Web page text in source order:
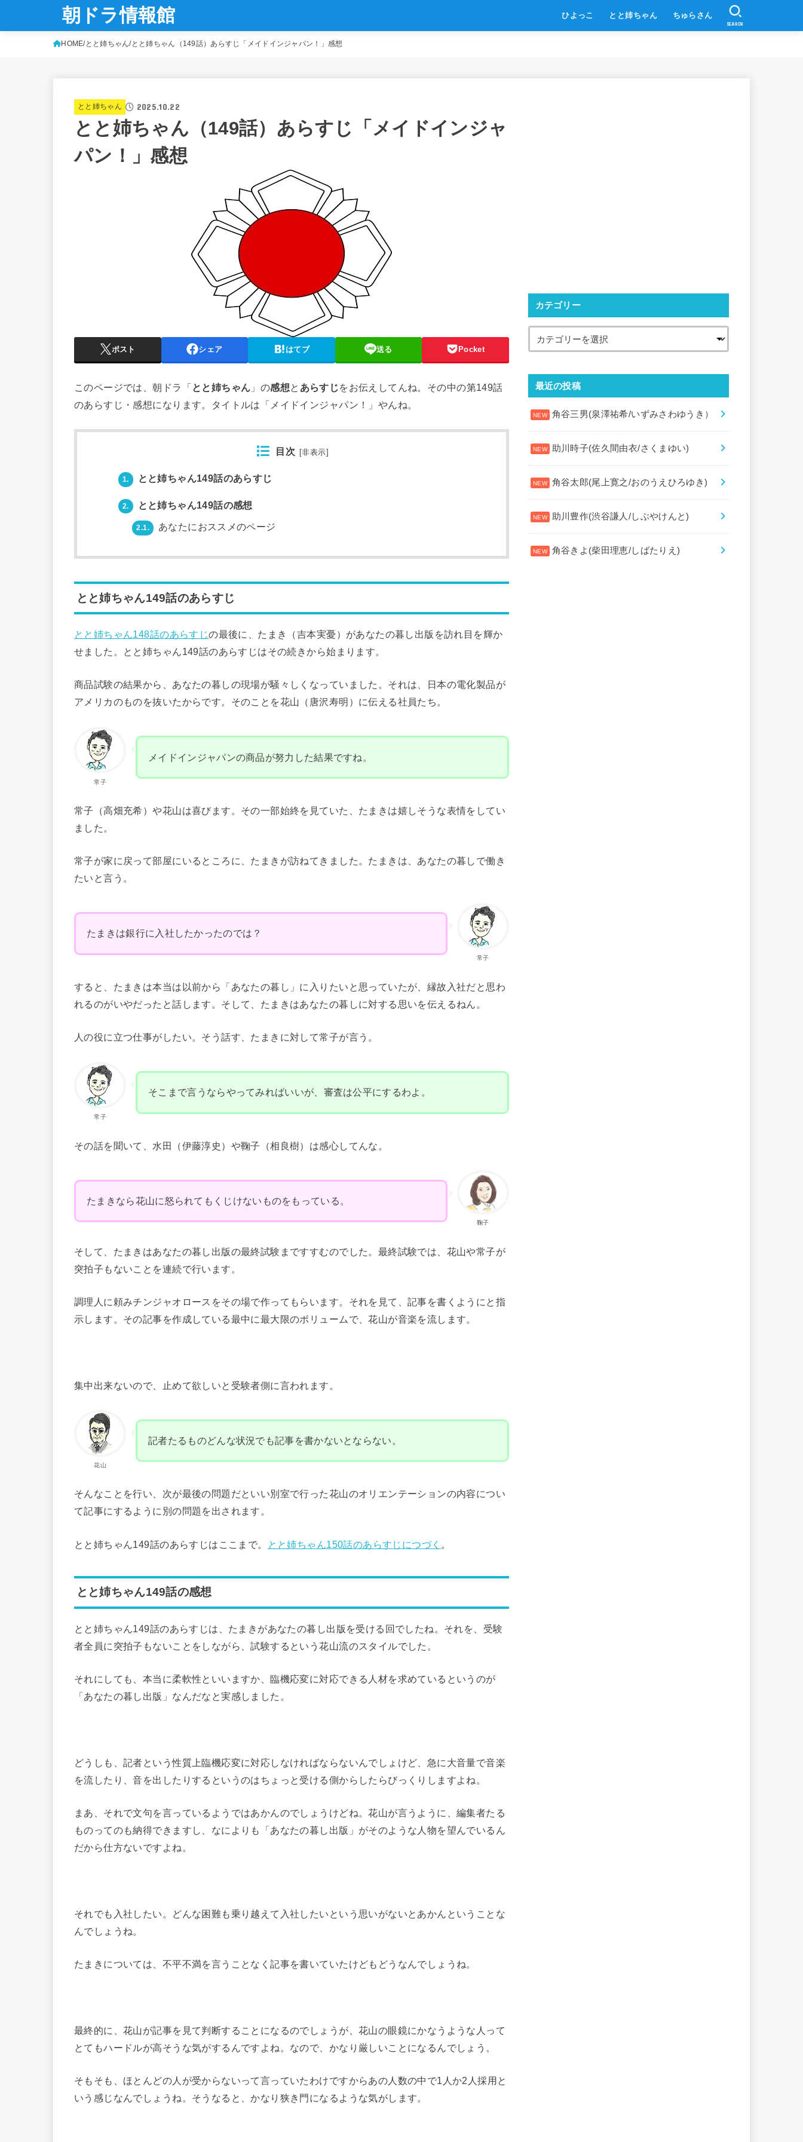
朝ドラ情報館 ひよっこ とと姉ちゃん ちゅらさん
SEARCH
HOME とと姉ちゃん とと姉ちゃん（149話）あらすじ「メイドインジャパン！」感想
とと姉ちゃん 2025.10.22
とと姉ちゃん（149話）あらすじ「メイドインジャ
パン！」感想
ポスト シェア はてブ 送る Pocket
このページでは、朝ドラ「とと姉ちゃん 」の感想と あらすじをお伝えしてんね。その中の第149話
のあらすじ・感想になります。タイトルは「メイドインジャパン！」やんね。
目次 [非表示
1. とと姉ちゃん149話のあらすじ
2. とと姉ちゃん149話の感想
2.1. あなたにおススメのページ
とと姉ちゃん149話のあらすじ
とと姉ちゃん148話のあらすじの最後に、たまき（吉本実憂）があなたの暮し出版を訪れ目を輝か
せました。とと姉ちゃん149話のあらすじはその続きから始まります。
商品試験の結果から、あなたの暮しの現場が騒々しくなっていました。それは、日本の電化製品が
アメリカのものを抜いたからです。そのことを花山（唐沢寿明）に伝える社員たち。
常子
メイドインジャパンの商品が努力した結果ですね。
常子（高畑充希）や花山は喜びます。その一部始終を見ていた、たまきは嬉しそうな表情をしてい
ました。
常子が家に戻って部屋にいるところに、たまきが訪ねてきました。たまきは、あなたの暮しで働き
たいと言う。
常子
たまきは銀行に入社したかったのでは？
すると、たまきは本当は以前から「あなたの暮し」に入りたいと思っていたが、縁故入社だと思わ
れるのがいやだったと話します。そして、たまきはあなたの暮しに対する思いを伝えるねん。
人の役に立つ仕事がしたい。そう話す、たまきに対して常子が言う。
常子
そこまで言うならやってみればいいが、審査は公平にするわよ。
その話を聞いて、水田（伊藤淳史）や鞠子（相良樹）は感心してんな。
鞠子
たまきなら花山に怒られてもくじけないものをもっている。
そして、たまきはあなたの暮し出版の最終試験まですすむのでした。最終試験では、花山や常子が
突拍子もないことを連続で行います。
調理人に頼みチンジャオロースをその場で作ってもらいます。それを見て、記事を書くようにと指
示します。その記事を作成している最中に最大限のボリュームで、花山が音楽を流します。
集中出来ないので、止めて欲しいと受験者側に言われます。
花山
記者たるものどんな状況でも記事を書かないとならない。
そんなことを行い、次が最後の問題だといい別室で行った花山のオリエンテーションの内容につい
て記事にするように別の問題を出されます。
とと姉ちゃん149話のあらすじはここまで。 とと姉ちゃん150話のあらすじにつづく 。
とと姉ちゃん149話の感想
とと姉ちゃん149話のあらすじは、たまきがあなたの暮し出版を受ける回でしたね。それを、受験
者全員に突拍子もないことをしながら、試験するという花山流のスタイルでした。
それにしても、本当に柔軟性といいますか、臨機応変に対応できる人材を求めているというのが
「あなたの暮し出版」なんだなと実感しました。
どうしも、記者という性質上臨機応変に対応しなければならないんでしょけど、急に大音量で音楽
を流したり、音を出したりするというのはちょっと受ける側からしたらびっくりしますよね。
まあ、それで文句を言っているようではあかんのでしょうけどね。花山が言うように、編集者たる
ものってのも納得できますし、なによりも「あなたの暮し出版」がそのような人物を望んでいるん
だから仕方ないですよね。
それでも入社したい。どんな困難も乗り越えて入社したいという思いがないとあかんということな
んでしょうね。
たまきについては、不平不満を言うことなく記事を書いていたけどもどうなんでしょうね。
最終的に、花山が記事を見て判断することになるのでしょうが、花山の眼鏡にかなうような人って
とてもハードルが高そうな気がするんですよね。なので、かなり厳しいことになるんでしょう。
そもそも、ほとんどの人が受からないって言っていたわけですからあの人数の中で1人か2人採用と
いう感じなんでしょうね。そうなると、かなり狭き門になるような気がします。
カテゴリー
最近の投稿
角谷三男(泉澤祐希/いずみさわゆうき）
助川時子(佐久間由衣/さくまゆい)
角谷太郎(尾上寛之/おのうえひろゆき)
助川豊作(渋谷謙人/しぶやけんと)
角谷きよ(柴田理恵/しばたりえ)